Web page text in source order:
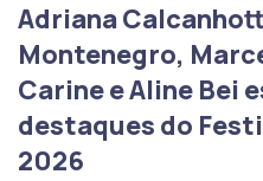
Adriana
Montenegro,
Carine e Aline Bei
destaques do
2026